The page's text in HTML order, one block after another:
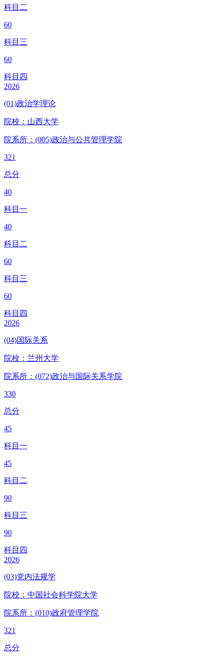
科目二
60
科目三
60
科目四
2026
(01)政治学理论
院校： 山西大学
院系所：(005)政治与公共管理学院
321
总分
40
科目一
40
科目二
60
科目三
60
科目四
2026
(04)国际关系
院校： 兰州大学
院系所：(072)政治与国际关系学院
330
总分
45
科目一
45
科目二
90
科目三
90
科目四
2026
(03)党内法规学
院校： 中国社会科学院大学
院系所：(010)政府管理学院
321
总分